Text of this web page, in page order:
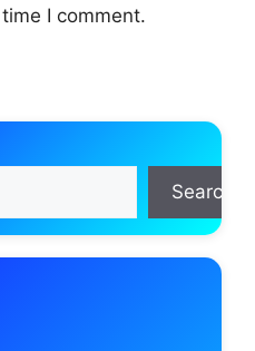
I comment.
Search